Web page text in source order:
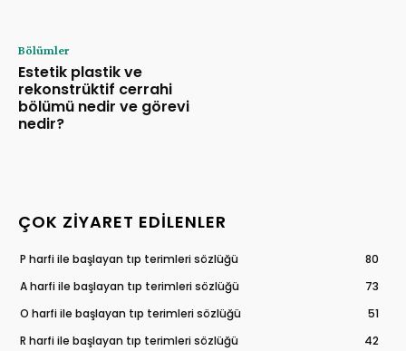
Bölümler
Estetik plastik ve
rekonstrüktif cerrahi
bölümü nedir ve görevi
nedir?
ÇOK ZIYARET EDILENLER
P harfi ile başlayan tıp terimleri sözlüğü
80
A harfi ile başlayan tıp terimleri sözlüğü
73
O harfi ile başlayan tıp terimleri sözlüğü
51
R harfi ile başlayan tıp terimleri sözlüğü
42